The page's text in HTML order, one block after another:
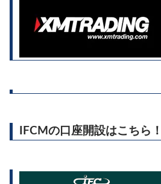
IFCMの口座開設はこちら